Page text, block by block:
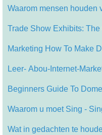
Waarom mensen houden
Trade Show Exhibits:
Marketing How To Make
Leer- Abou-Internet-
Beginners Guide To
Waarom u moet Sing -
Wat in gedachten te